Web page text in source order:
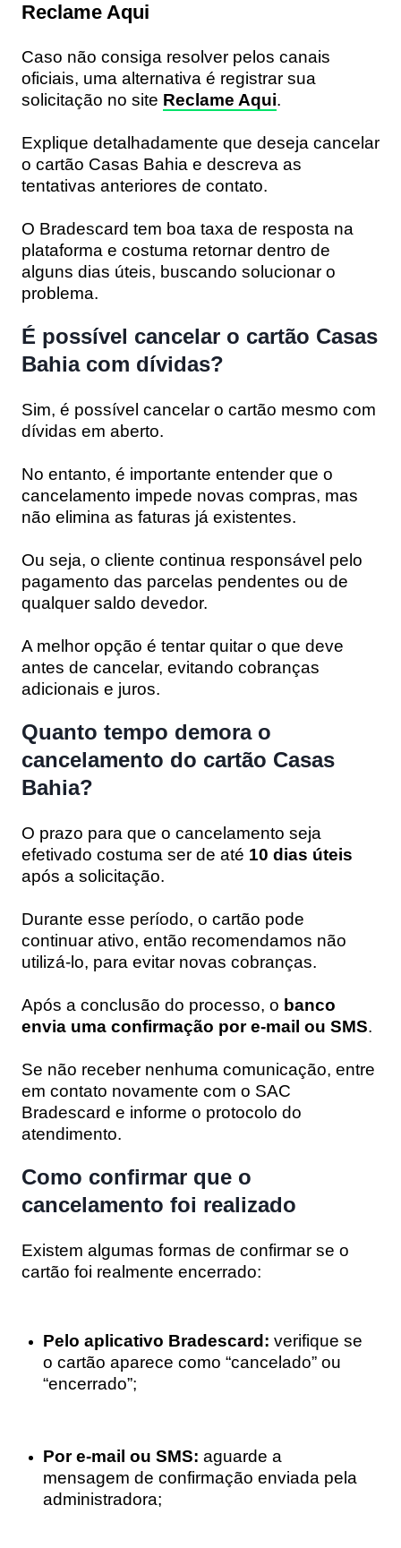
Reclame Aqui
Caso não consiga resolver pelos canais
oficiais, uma alternativa é registrar sua
solicitação no site Reclame Aqui.
Explique detalhadamente que deseja cancelar
o cartão Casas Bahia e descreva as
tentativas anteriores de contato.
O Bradescard tem boa taxa de resposta na
plataforma e costuma retornar dentro de
alguns dias úteis, buscando solucionar o
problema.
É possível cancelar o cartão Casas
Bahia com dívidas?
Sim, é possível cancelar o cartão mesmo com
dívidas em aberto.
No entanto, é importante entender que o
cancelamento impede novas compras, mas
não elimina as faturas já existentes.
Ou seja, o cliente continua responsável pelo
pagamento das parcelas pendentes ou de
qualquer saldo devedor.
A melhor opção é tentar quitar o que deve
antes de cancelar, evitando cobranças
adicionais e juros.
Quanto tempo demora o
cancelamento do cartão Casas
Bahia?
O prazo para que o cancelamento seja
efetivado costuma ser de até 10 dias úteis
após a solicitação.
Durante esse período, o cartão pode
continuar ativo, então recomendamos não
utilizá-lo, para evitar novas cobranças.
Após a conclusão do processo, o banco
envia uma confirmação por e-mail ou SMS.
Se não receber nenhuma comunicação, entre
em contato novamente com o SAC
Bradescard e informe o protocolo do
atendimento.
Como confirmar que o
cancelamento foi realizado
Existem algumas formas de confirmar se o
cartão foi realmente encerrado:
Pelo aplicativo Bradescard: verifique se
o cartão aparece como “cancelado” ou
“encerrado”;
Por e-mail ou SMS: aguarde a
mensagem de confirmação enviada pela
administradora;